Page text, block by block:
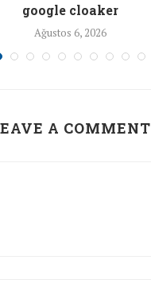
google cloaker
Ağustos 6, 2026
A COMMENT